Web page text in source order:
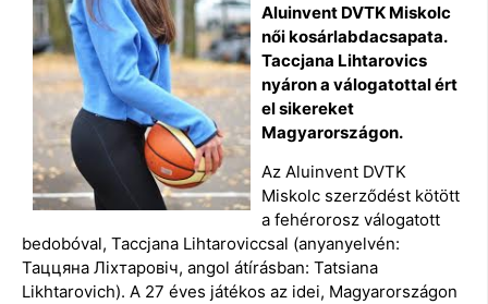
Aluinvent DVTK Miskolc
női kosárlabdacsapata.
Taccjana Lihtarovics
nyáron a válogatottal ért
el sikereket
Magyarországon.
Az Aluinvent DVTK
Miskolc szerződést kötött
a fehérorosz válogatott
bedobóval, Taccjana Lihtaroviccsal (anyanyelvén:
Таццяна Ліхтаровіч, angol átírásban: Tatsiana
Likhtarovich). A 27 éves játékos az idei, Magyarországon